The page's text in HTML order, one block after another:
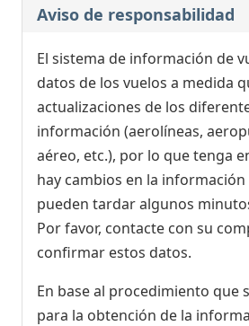
Aviso de responsabilidad
El sistema de información de
datos de los vuelos a medida
actualizaciones de los
información (aerolíneas,
aéreo, etc.), por lo que tenga
hay cambios en la
pueden tardar algunos
Por favor, contacte con su
confirmar estos datos.
En base al procedimiento que
para la obtención de la